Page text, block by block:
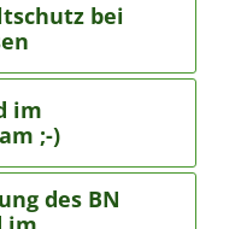
bei
im
;-)
des BN